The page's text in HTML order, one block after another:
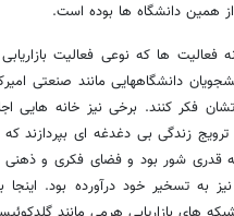
همین دانشگاه ها بوده است.
فعالیت ها که نوعی فعالیت
دانشگاههایی مانند صنعتی
فکر کنند. برخی نیز خانه هایی
ترویج زندگی بی دغدغه ای
قدری شور بود و فضای فکری و ذهنی
به تسخیر خود درآورده بود.